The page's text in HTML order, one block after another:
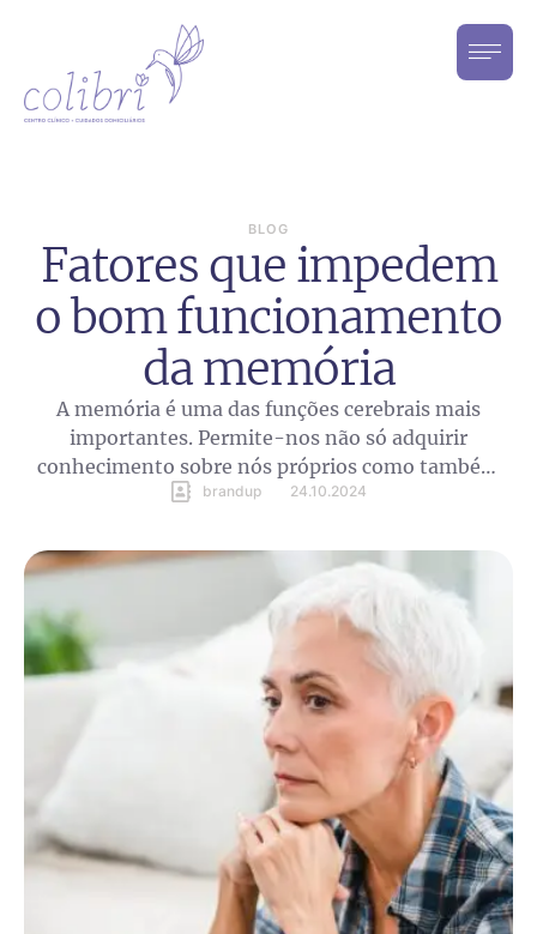
BLOG
Fatores que impedem
o bom funcionamento
da memória
A memória é uma das funções cerebrais mais
importantes. Permite-nos não só adquirir
conhecimento sobre nós próprios como também
interagir com as pessoas ao nosso redor. De facto,
pela nossa capacidade de aprender e reter
informações. Ao longo do desenvolvimento,
adquirimos capacidades motoras que nos
permitem dominar o …
brandup 24.10.2024